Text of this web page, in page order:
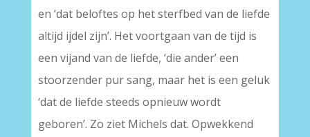
en ‘dat beloftes op het sterfbed van de liefde
altijd ijdel zijn’. Het voortgaan van de tijd is
een vijand van de liefde, ‘die ander’ een
stoorzender pur sang, maar het is een geluk
‘dat de liefde steeds opnieuw wordt
geboren’. Zo ziet Michels dat. Opwekkend